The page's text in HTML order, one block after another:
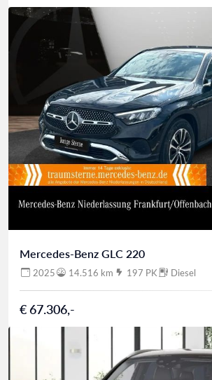
Mercedes-Benz GLC 220
2025 14.516 km 197 PK Diesel
€ 67.306,-